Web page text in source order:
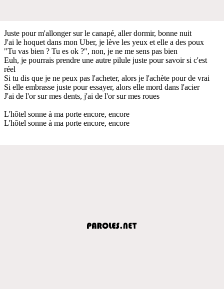
Juste pour m'allonger sur le canapé, aller dormir, bonne nuit
J'ai le hoquet dans mon Uber, je lève les yeux et elle a des poux
"Tu vas bien ? Tu es ok ?", non, je ne me sens pas bien
Euh, je pourrais prendre une autre pilule juste pour savoir si c'est
réel
Si tu dis que je ne peux pas l'acheter, alors je l'achète pour de vrai
Si elle embrasse juste pour essayer, alors elle mord dans l'acier
J'ai de l'or sur mes dents, j'ai de l'or sur mes roues
L'hôtel sonne à ma porte encore, encore
L'hôtel sonne à ma porte encore, encore